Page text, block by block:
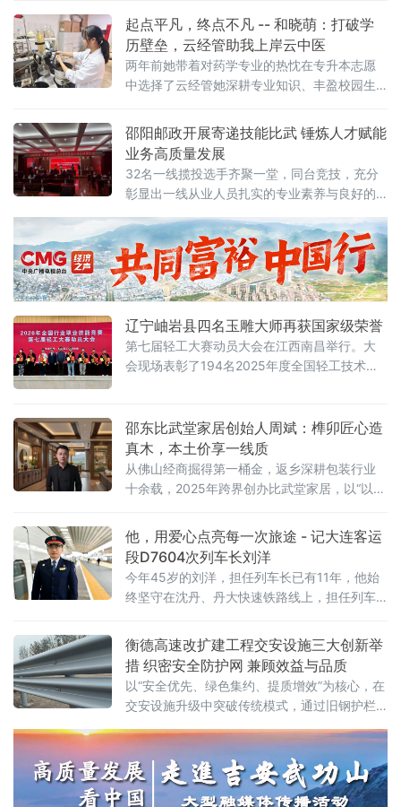
干毛茶，以生
及，地处湘中的宁乡，其深山腹地藏着一脉罕
见的含“锶”好水——这般天然富锶的水源，在全
国范围内都属稀缺。说者无心，听者有意，常
年奔波于各地探访特色风物的我们，瞬间被这
份独特勾起了兴致：什么样的山水秘境，能孕
起点平凡，终点不凡 -- 和晓萌：打破学
历壁垒，云经管助我上岸云中医
两年前她带着对药学专业的热忱在专升本志愿
中选择了云经管她深耕专业知识、丰盈校园生
坚持终有回响作为云经管24级专升本药学学子
和晓萌成功上岸云南中医药大学药学专业研究
生完成了从专科到本科再到研究生的步步进阶
打破了学历的局限今天，让我们一起走进她的
故事聆听她与云经管、与药学专业的不解之缘
初心萌芽：专科积淀，埋下
邵阳邮政开展寄递技能比武 锤炼人才赋能
业务高质量发展
32名一线揽投选手齐聚一堂，同台竞技，充分
彰显出一线从业人员扎实的专业素养与良好的
设置分组实操环节。选手们需在规定时间内完
成邮件打包、封装、禁限寄物品识别以及包材
合理选择等多项任务，全方位检验揽投人员的
业务实操水平。比赛现场，选手们动
辽宁岫岩县四名玉雕大师再获国家级荣誉
第七届轻工大赛动员大会在江西南昌举行。大
会现场表彰了194名2025年度全国轻工技术能
跃、吴伟云四名玉雕大师榜上有名，充分彰显
了岫岩玉雕产业的全国影响力。 据介绍，此次
获奖的四名大师，是经层层选拔、严格公示确
定为2025年轻工行业技能竞赛中的优
邵东比武堂家居创始人周斌：榫卯匠心造
真木，本土价享一线质
从佛山经商掘得第一桶金，返乡深耕包装行业
十余载，2025年跨界创办比武堂家居，以“以武
实料，打造出“一线品质、本土价格”的高端木
作，成为邵东返
他，用爱心点亮每一次旅途 - 记大连客运
段D7604次列车长刘洋
今年45岁的刘洋，担任列车长已有11年，他始
终坚守在沈丹、丹大快速铁路线上，担任列车
旅客出行需求特点，量
衡德高速改扩建工程交安设施三大创新举
措 织密安全防护网 兼顾效益与品质
以“安全优先、绿色集约、提质增效”为核心，在
交安设施升级中突破传统模式，通过旧钢护栏
全范围推广双组分高反光耐磨标线三大举措，
既筑牢道路通行安全防线，又实现资源节约与
造价优化，打造出高速改扩建交安设施升级的
示范样板，为全线通车后的安全畅行提供坚实